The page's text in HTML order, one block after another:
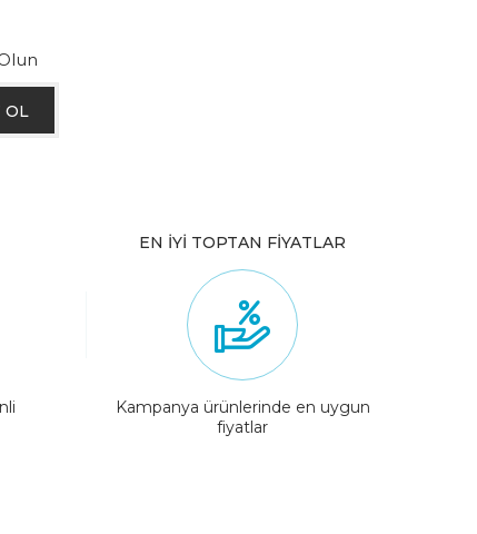
OL
EN İYİ TOPTAN FİYATLAR
Kampanya ürünlerinde en uygun
fiyatlar